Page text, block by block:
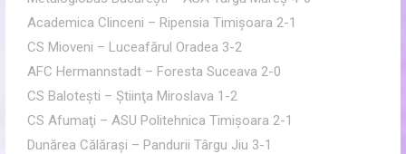
Academica Clinceni – Ripensia Timişoara 2-1
CS Mioveni – Luceafărul Oradea 3-2
AFC Hermannstadt – Foresta Suceava 2-0
CS Baloteşti – Ştiinţa Miroslava 1-2
CS Afumaţi – ASU Politehnica Timişoara 2-1
Dunărea Călăraşi – Pandurii Târgu Jiu 3-1